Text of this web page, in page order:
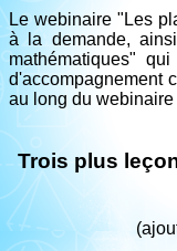
Le webinaire "Les
à la demande,
mathématiques"
d'accompagnement
au long du
Trois plus